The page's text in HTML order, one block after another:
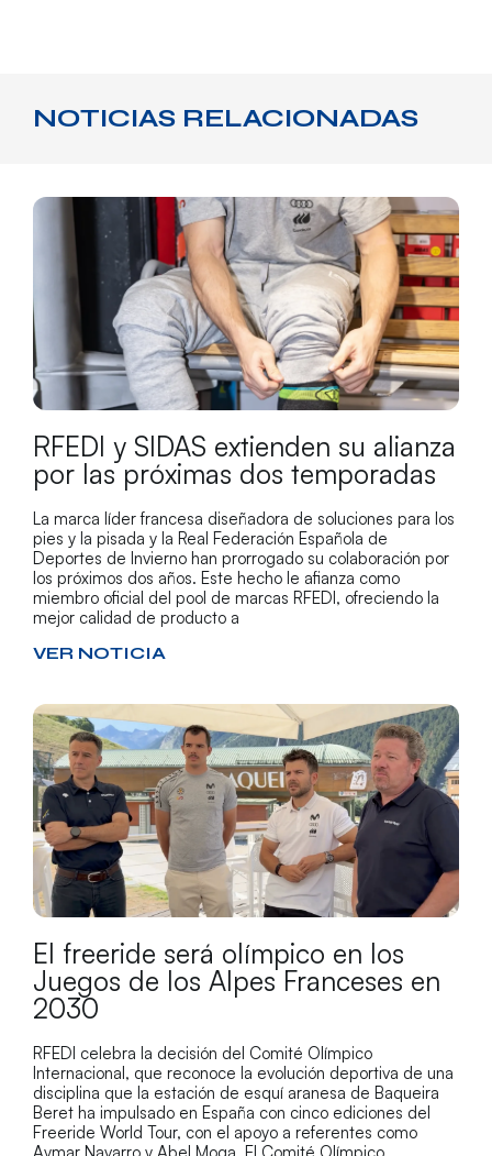
NOTICIAS RELACIONADAS
RFEDI y SIDAS extienden su alianza
por las próximas dos temporadas
La marca líder francesa diseñadora de soluciones para los
pies y la pisada y la Real Federación Española de
Deportes de Invierno han prorrogado su colaboración por
los próximos dos años. Este hecho le afianza como
miembro oficial del pool de marcas RFEDI, ofreciendo la
mejor calidad de producto a
VER NOTICIA
El freeride será olímpico en los
Juegos de los Alpes Franceses en
2030
RFEDI celebra la decisión del Comité Olímpico
Internacional, que reconoce la evolución deportiva de una
disciplina que la estación de esquí aranesa de Baqueira
Beret ha impulsado en España con cinco ediciones del
Freeride World Tour, con el apoyo a referentes como